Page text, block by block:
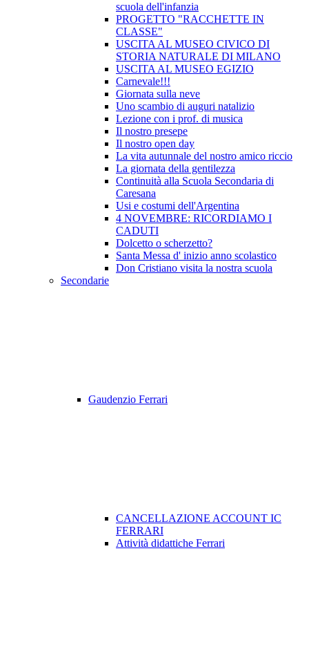
scuola dell'infanzia
PROGETTO "RACCHETTE IN
CLASSE"
USCITA AL MUSEO CIVICO DI
STORIA NATURALE DI MILANO
USCITA AL MUSEO EGIZIO
Carnevale!!!
Giornata sulla neve
Uno scambio di auguri natalizio
Lezione con i prof. di musica
Il nostro presepe
Il nostro open day
La vita autunnale del nostro amico riccio
La giornata della gentilezza
Continuità alla Scuola Secondaria di
Caresana
Usi e costumi dell'Argentina
4 NOVEMBRE: RICORDIAMO I
CADUTI
Dolcetto o scherzetto?
Santa Messa d' inizio anno scolastico
Don Cristiano visita la nostra scuola
Secondarie
Gaudenzio Ferrari
CANCELLAZIONE ACCOUNT IC
FERRARI
Attività didattiche Ferrari